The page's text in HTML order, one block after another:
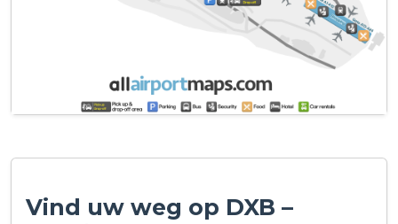
Vind uw weg op DXB –